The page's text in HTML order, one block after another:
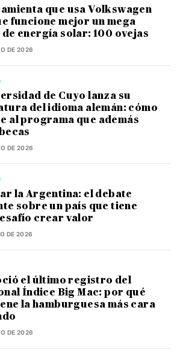
que usa Volkswagen
funcione mejor un mega
energía solar: 100 ovejas
DE 2026
de Cuyo lanza su
del idioma alemán: cómo
al programa que además
DE 2026
la Argentina: el debate
sobre un país que tiene
crear valor
DE 2026
el último registro del
Índice Big Mac: por qué
la hamburguesa más cara
DE 2026